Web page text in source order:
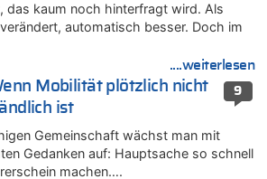
von WK zu
der Gedenkfeier in Marcinelle – Meloni:
beschämende Geste“
von Hugo Egon Bernhard von Sinnen zu
bei Lotterie EuroMillions und gewinnt
€
von Joseph Meyer zu
wir wirklich mehr Freiheit – oder nur
das kaum noch hinterfragt wird. Als
automatisch besser. Doch im
....weiterlesen
9
Mobilität plötzlich nicht
ist
Gemeinschaft wächst man mit
Gedanken auf: Hauptsache so schnell
machen….